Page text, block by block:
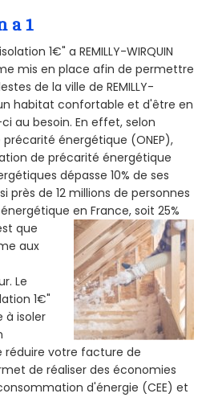
a 1
1€" a REMILLY-WIRQUIN
mis en place afin de permettre
de la ville de REMILLY-
habitat confortable et d'être en
au besoin. En effet, selon
énergétique (ONEP),
de précarité énergétique
dépasse 10% de ses
près de 12 millions de personnes
en France, soit 25%
que
aux
Le
1€"
à isoler
réduire votre facture de
de réaliser des économies
d'énergie (CEE) et